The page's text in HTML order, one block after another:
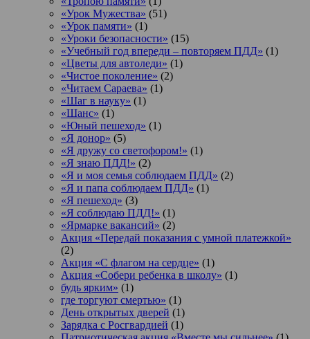
«Урок Мужества» (51)
«Урок памяти» (1)
«Уроки безопасности» (15)
«Учебный год впереди – повторяем ПДД» (1)
«Цветы для автоледи» (1)
«Чистое поколение» (2)
«Читаем Сараева» (1)
«Шаг в науку» (1)
«Шанс» (1)
«Юный пешеход» (1)
«Я донор» (5)
«Я дружу со светофором!» (1)
«Я знаю ПДД!» (2)
«Я и моя семья соблюдаем ПДД» (2)
«Я и папа соблюдаем ПДД» (1)
«Я пешеход» (3)
«Я соблюдаю ПДД!» (1)
«Ярмарке вакансий» (2)
Акция «Передай показания с умной платежкой»
(2)
Акция «С флагом на сердце» (1)
Акция «Собери ребенка в школу» (1)
будь ярким» (1)
где торгуют смертью» (1)
День открытых дверей (1)
Зарядка с Росгвардией (1)